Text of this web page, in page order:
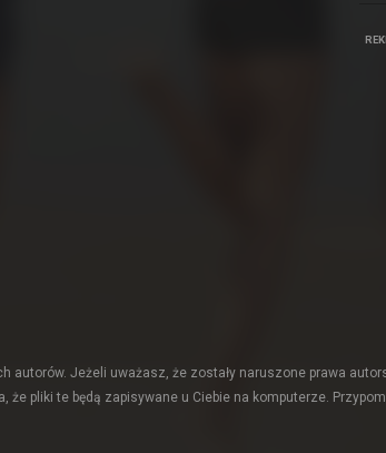
autorów. Jeżeli uważasz, że zostały naruszone prawa
że pliki te będą zapisywane u Ciebie na komputerze.